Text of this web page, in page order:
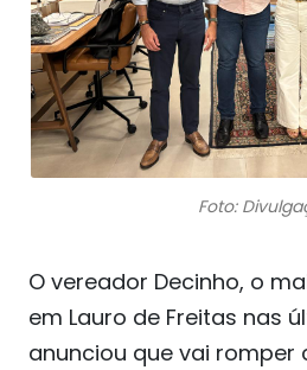
Foto:
O vereador Decinho, o
em Lauro de Freitas nas
anunciou que vai